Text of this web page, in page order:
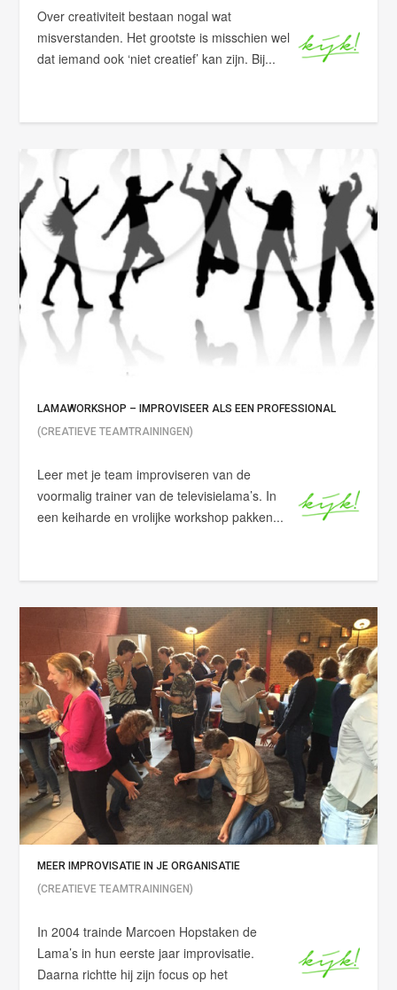
Over creativiteit bestaan nogal wat
misverstanden. Het grootste is misschien wel
dat iemand ook ‘niet creatief’ kan zijn. Bij...
LAMAWORKSHOP – IMPROVISEER ALS EEN PROFESSIONAL
(CREATIEVE TEAMTRAININGEN)
Leer met je team improviseren van de
voormalig trainer van de televisielama’s. In
een keiharde en vrolijke workshop pakken...
MEER IMPROVISATIE IN JE ORGANISATIE
(CREATIEVE TEAMTRAININGEN)
In 2004 trainde Marcoen Hopstaken de
Lama’s in hun eerste jaar improvisatie.
Daarna richtte hij zijn focus op het